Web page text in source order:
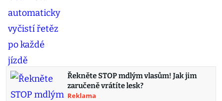
Řekněte STOP mdlým vlasům! Jak jim
zaručeně vrátíte lesk?
Reklama